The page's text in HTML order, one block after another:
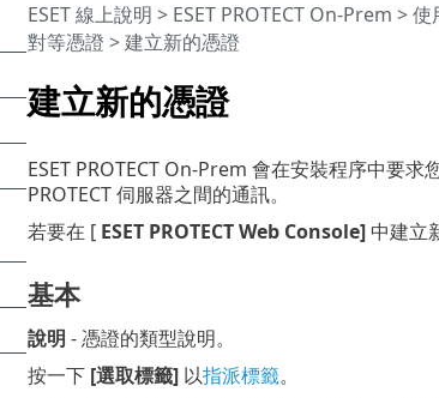
建立新的憑證
ESET 線上說明 > ESET PROTECT On-Prem >使
對等憑證 > 建立新的憑證
ESET PROTECT On-Prem 會在安裝程序中要
PROTECT 伺服器之間的通訊。
若要在 [ESET PROTECT Web Console]中建立
基本
說明 - 憑證的類型說明。
按一下 [選取標籤]以指派標籤。